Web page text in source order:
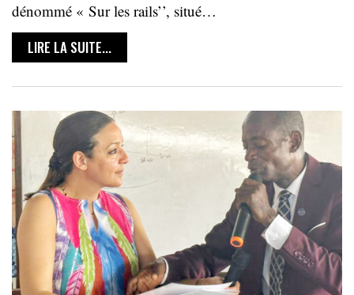
dénommé « Sur les rails’’, situé…
LIRE LA SUITE...